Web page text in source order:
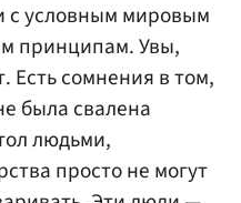
с условным мировым
принципам. Увы,
Есть сомнения в том,
была свалена
людьми,
просто не могут